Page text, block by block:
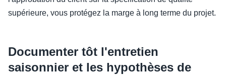
supérieure, vous protégez la marge à long terme du projet.
Documenter tôt l'entretien
saisonnier et les hypothèses de